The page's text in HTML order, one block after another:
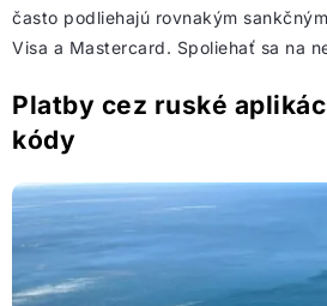
často podliehajú rovnakým
Visa a Mastercard. Spoliehať sa na
Platby cez ruské
kódy